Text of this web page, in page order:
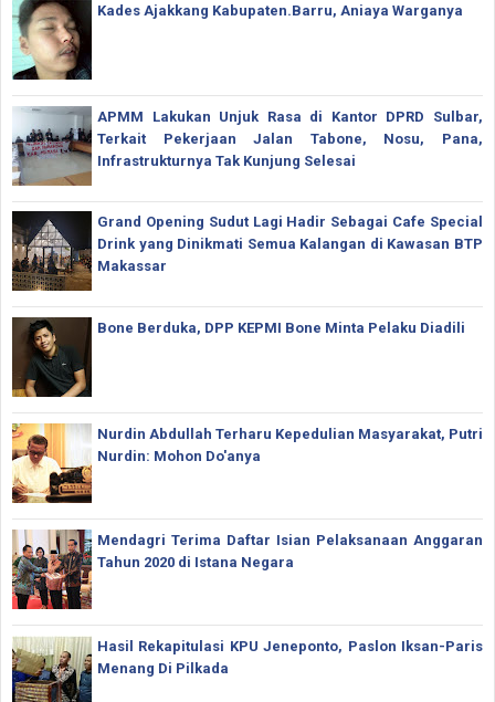
Kades Ajakkang Kabupaten.Barru, Aniaya Warganya
APMM Lakukan Unjuk Rasa di Kantor DPRD Sulbar,
Terkait Pekerjaan Jalan Tabone, Nosu, Pana,
Infrastrukturnya Tak Kunjung Selesai
Grand Opening Sudut Lagi Hadir Sebagai Cafe Special
Drink yang Dinikmati Semua Kalangan di Kawasan BTP
Makassar
Bone Berduka, DPP KEPMI Bone Minta Pelaku Diadili
Nurdin Abdullah Terharu Kepedulian Masyarakat, Putri
Nurdin: Mohon Do'anya
Mendagri Terima Daftar Isian Pelaksanaan Anggaran
Tahun 2020 di Istana Negara
Hasil Rekapitulasi KPU Jeneponto, Paslon Iksan-Paris
Menang Di Pilkada